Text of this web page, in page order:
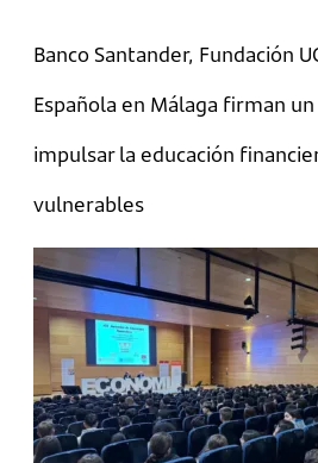
Banco Santander, Fundación
Española en Málaga firman
impulsar la educación
vulnerables